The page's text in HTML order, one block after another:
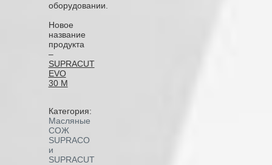
оборудовании.
Новое
название
продукта
–
SUPRACUT
EVO
30 M
Категория:
Масляные
СОЖ
SUPRACO
и
SUPRACUT